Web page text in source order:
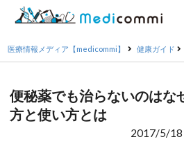
医療情報メディア【medicommi】 健康ガイド
便秘薬でも治らないのはな
方と使い方とは
2017/5/18